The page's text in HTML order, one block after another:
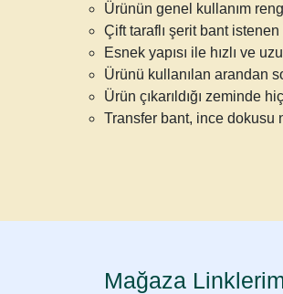
Ürünün genel kullanım
Çift taraflı şerit bant
Esnek yapısı ile hızlı ve
Ürünü kullanılan arandan
Ürün çıkarıldığı zeminde
Transfer bant, ince dokusu
Mağaza